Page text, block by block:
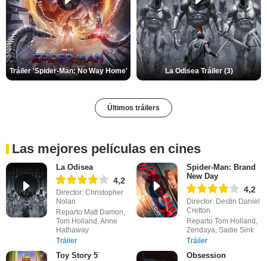
Tráiler 'Spider-Man: No Way Home' La Odisea Tráiler (3)
Últimos tráilers
Las mejores películas en cines
La Odisea
4,2
Director: Christopher
Nolan
Reparto Matt Damon,
Tom Holland, Anne
Hathaway
Tráiler
Spider-Man: Brand
New Day
4,2
Director: Destin Daniel
Cretton
Reparto Tom Holland,
Zendaya, Sadie Sink
Tráiler
Toy Story 5 Obsession